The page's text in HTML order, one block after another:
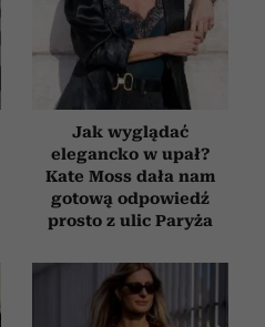
Jak wyglądać
elegancko w upał?
Kate Moss dała nam
gotową odpowiedź
prosto z ulic Paryża